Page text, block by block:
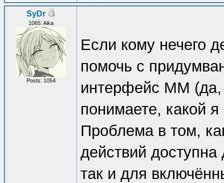
SyDr
1065: Aika
Posts: 1054
Если кому нечего
помочь с
интерфейс ММ (да,
понимаете, какой
Проблема в том,
действий
так и для